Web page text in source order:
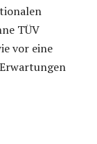
TÜV
vor eine